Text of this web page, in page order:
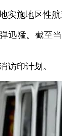
实施地区性
迅猛。截至
访印计划。